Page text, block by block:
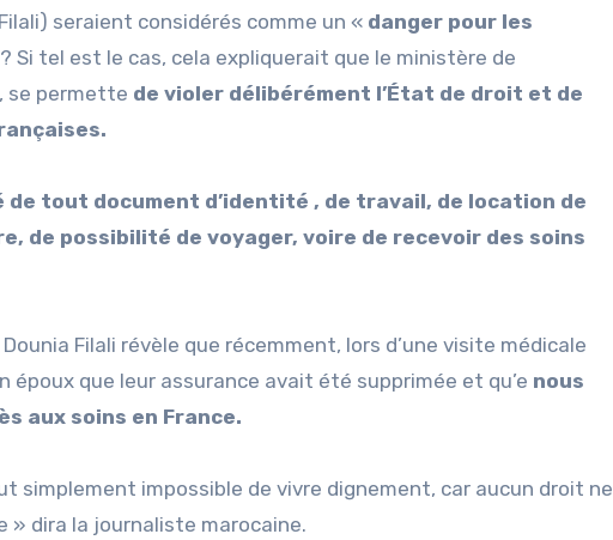
seraient considérés comme un « danger pour les
Si tel est le cas, cela expliquerait que le ministère de
se permette de violer délibérément l’État de droit et de
de tout document d’identité , de travail, de location de
de possibilité de voyager, voire de recevoir des soins
Dounia Filali révèle que récemment, lors d’une visite médicale
que leur assurance avait été supprimée et qu’e nous
aux soins en France.
simplement impossible de vivre dignement, car aucun droit ne
» dira la journaliste marocaine.